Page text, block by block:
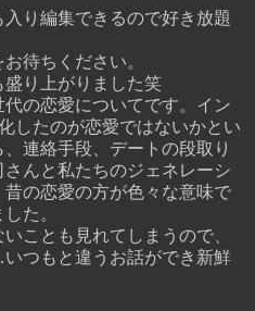
り編集できるので好き放題
待ちください。
り上がりました笑
の恋愛についてです。イン
したのが恋愛ではないかとい
連絡手段、デートの段取り
んと私たちのジェネレーシ
の恋愛の方が色々な意味で
た。
ことも見れてしまうので、
つもと違うお話ができ新鮮